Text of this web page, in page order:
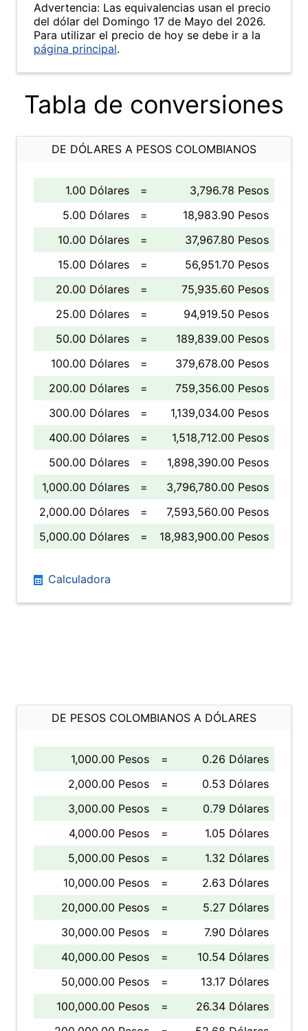
Advertencia: Las equivalencias usan el precio
del dólar del Domingo 17 de Mayo del 2026.
Para utilizar el precio de hoy se debe ir a la
página principal.
Tabla de conversiones
DE DÓLARES A PESOS COLOMBIANOS
1.00 Dólares =
3,796.78 Pesos
5.00 Dólares
=
18,983.90 Pesos
10.00 Dólares
=
37,967.80 Pesos
15.00 Dólares
=
56,951.70 Pesos
20.00 Dólares
=
75,935.60 Pesos
25.00 Dólares
=
94,919.50 Pesos
50.00 Dólares
=
189,839.00 Pesos
100.00 Dólares
=
379,678.00 Pesos
200.00 Dólares
=
759,356.00 Pesos
300.00 Dólares
=
1,139,034.00 Pesos
400.00 Dólares
=
1,518,712.00 Pesos
500.00 Dólares
=
1,898,390.00 Pesos
1,000.00 Dólares
=
3,796,780.00 Pesos
2,000.00 Dólares
=
7,593,560.00 Pesos
5,000.00 Dólares
= 18,983,900.00 Pesos
Calculadora
DE PESOS COLOMBIANOS A DÓLARES
1,000.00 Pesos =
0.26 Dólares
2,000.00 Pesos
=
0.53 Dólares
3,000.00 Pesos
=
0.79 Dólares
4,000.00 Pesos
=
1.05 Dólares
5,000.00 Pesos
=
1.32 Dólares
10,000.00 Pesos
=
2.63 Dólares
20,000.00 Pesos
=
5.27 Dólares
30,000.00 Pesos
=
7.90 Dólares
40,000.00 Pesos
=
10.54 Dólares
50,000.00 Pesos
=
13.17 Dólares
100,000.00 Pesos
=
26.34 Dólares